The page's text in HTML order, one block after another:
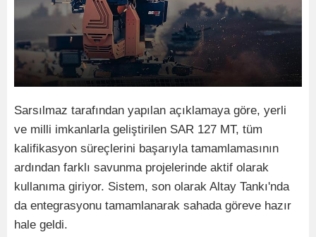
Sarsılmaz tarafından yapılan açıklamaya göre, yerli
ve milli imkanlarla geliştirilen SAR 127 MT, tüm
kalifikasyon süreçlerini başarıyla tamamlamasının
ardından farklı savunma projelerinde aktif olarak
kullanıma giriyor. Sistem, son olarak Altay Tankı'nda
da entegrasyonu tamamlanarak sahada göreve hazır
hale geldi.